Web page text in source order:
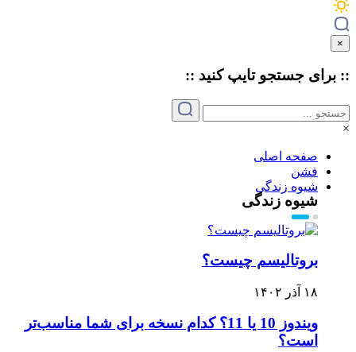
×
:: برای جستجو تایپکنید ::
×
صفحه اصلی
فشن
شیوه زندگی
شیوه زندگی
بروتالیسم چیست؟
۱۸ آذر ۱۴۰۲
ویندوز 10 یا 11؟ کدام نسخه برای شما مناسب‌تر
است؟